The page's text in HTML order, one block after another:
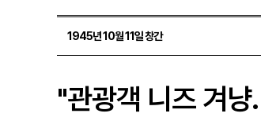
1945년 10월 11일 창간
"관광객 니즈 겨